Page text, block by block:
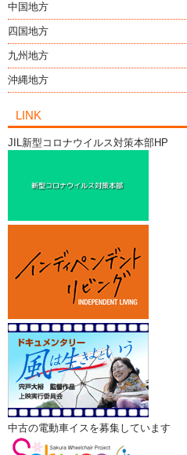
中国地方
四国地方
九州地方
沖縄地方
LINK
JIL新型コロナウイルス対策本部HP
中古の電動車イスを募集しています